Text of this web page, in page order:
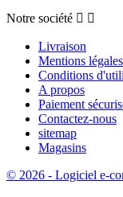
Notre société  
Livraison
Mentions légales
Conditions
A propos
Paiement
Contactez-nous
sitemap
Magasins
© 2026 - Logiciel e-